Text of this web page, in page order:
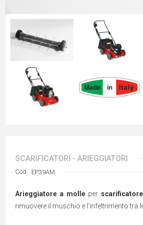
SCARIFICATORI - ARIEGGIATORI
Cod.: EP39AM
Arieggiatore a molle per
rimuovere il muschio e l'infeltrimento tra